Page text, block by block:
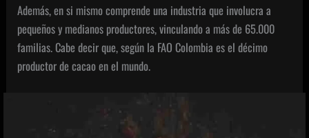
Además, en si mismo comprende una industria que involucra a
pequeños y medianos productores, vinculando a más de 65.000
familias. Cabe decir que, según la FAO Colombia es el décimo
productor de cacao en el mundo.